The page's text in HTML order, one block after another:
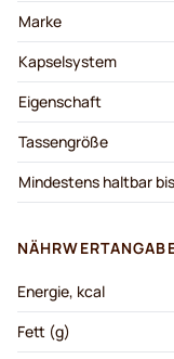
Marke
Kapselsystem
Eigenschaft
Tassengröße
Mindestens haltbar bis
Energie, kcal
Fett (g)